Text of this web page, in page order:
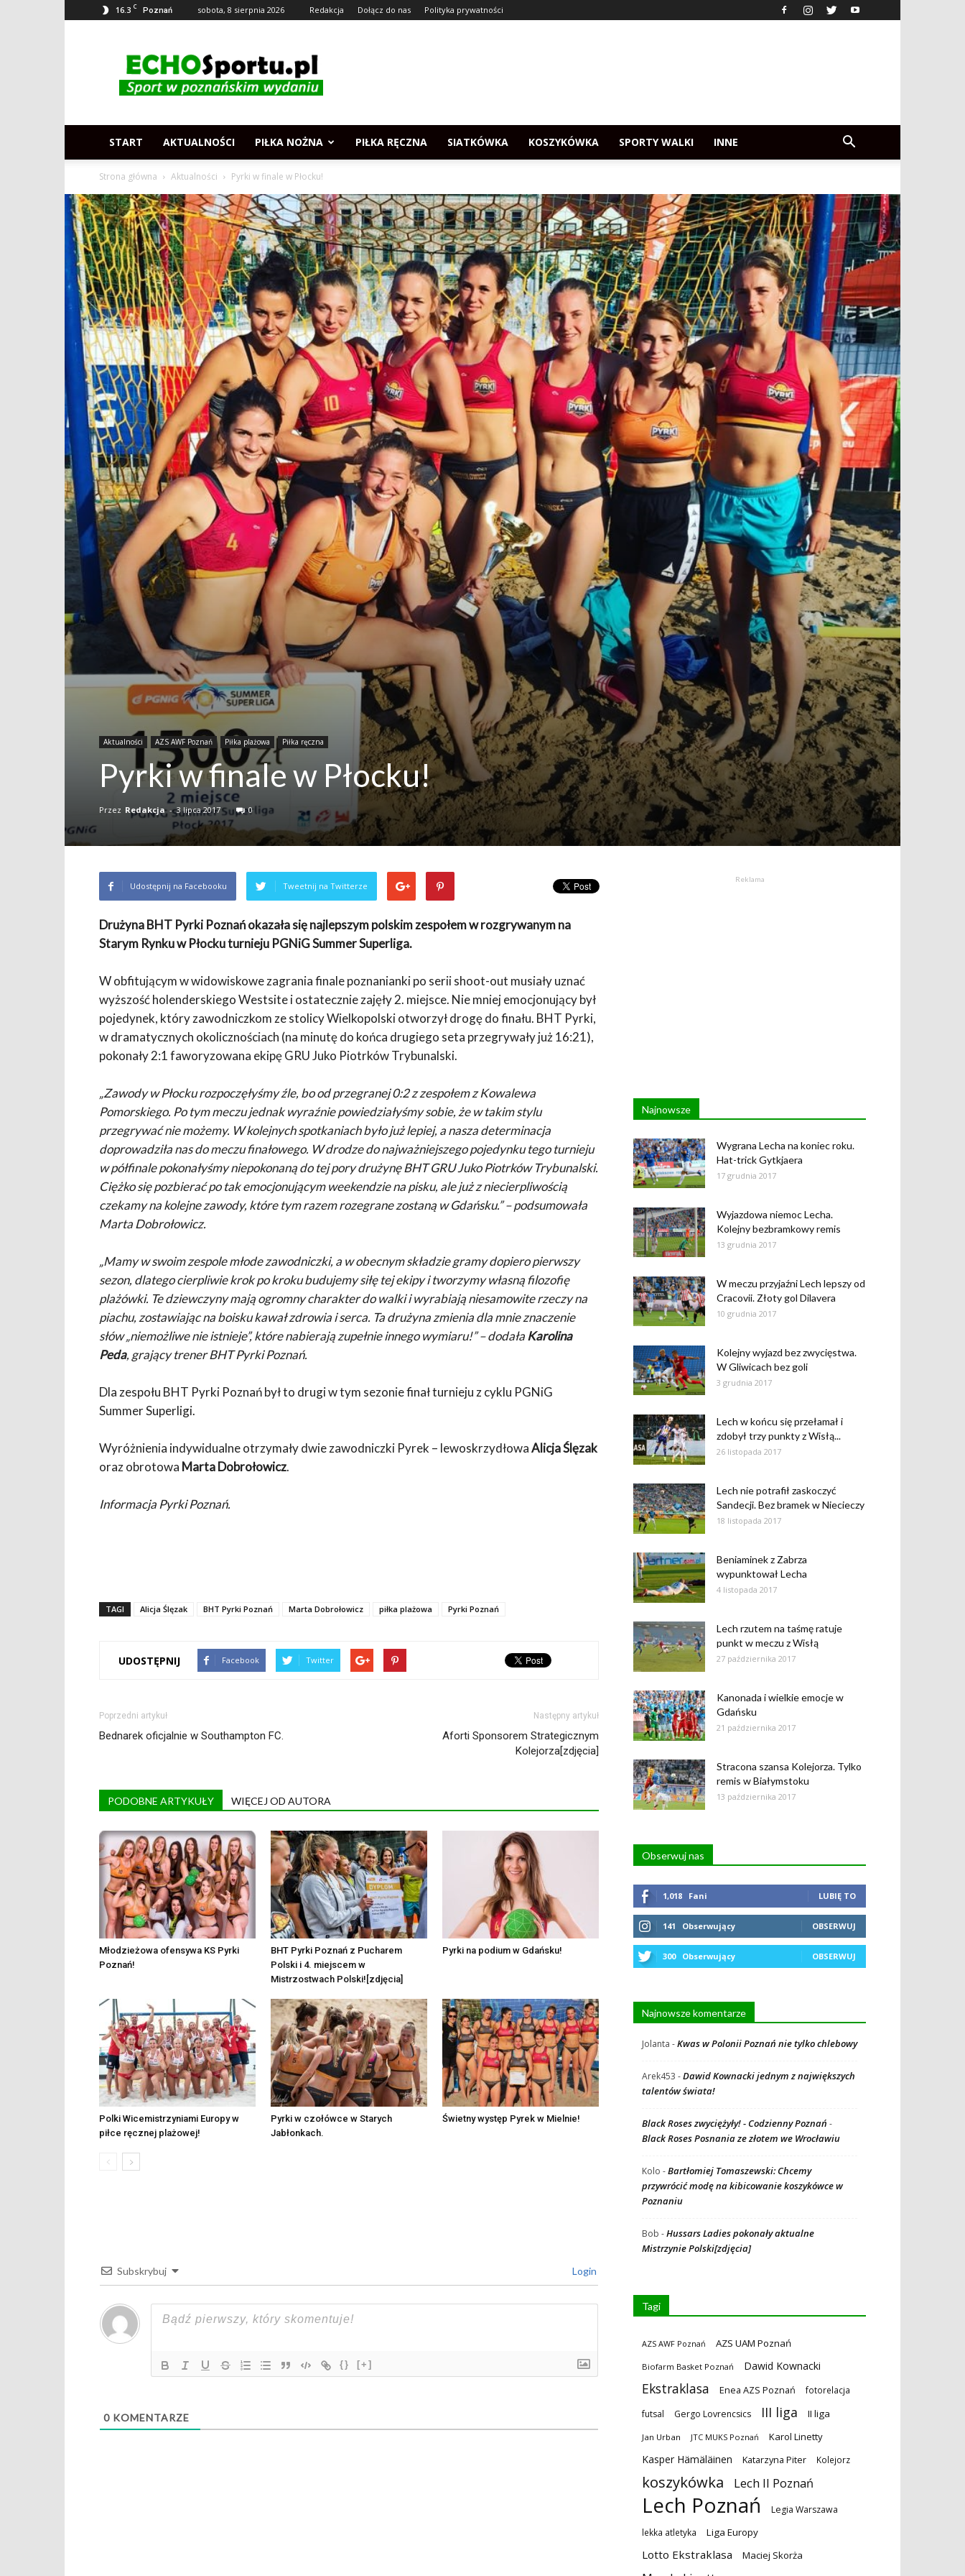
16.3 C Poznań sobota, 8 sierpnia 2026 Redakcja Dołącz do nas Polityka prywatności
–
Sport
w
START AKTUALNOŚCI PIŁKA NOŻNA PIŁKA RĘCZNA SIATKÓWKA KOSZYKÓWKA SPORTY WALKI INNE
Strona główna Aktualności Pyrki w finale w Płocku!
Aktualności AZS AWF Poznań Piłka plażowa Piłka ręczna
Pyrki w finale w Płocku!
Przez Redakcja - 3 lipca 2017 0
Udostępnij na Facebooku Tweetnij na Twitterze
Drużyna BHT Pyrki Poznań okazała się najlepszym polskim zespołem w rozgrywanym na
Starym Rynku w Płocku turnieju PGNiG Summer Superliga.
W obfitującym w widowiskowe zagrania finale poznanianki po serii shoot-out musiały uznać
wyższość holenderskiego Westsite i ostatecznie zajęły 2. miejsce. Nie mniej emocjonujący był
pojedynek, który zawodniczkom ze stolicy Wielkopolski otworzył drogę do finału. BHT Pyrki,
w dramatycznych okolicznościach (na minutę do końca drugiego seta przegrywały już 16:21),
pokonały 2:1 faworyzowana ekipę GRU Juko Piotrków Trybunalski.
„Zawody w Płocku rozpoczęłyśmy źle, bo od przegranej 0:2 z zespołem z Kowalewa
Pomorskiego. Po tym meczu jednak wyraźnie powiedziałyśmy sobie, że w takim stylu
przegrywać nie możemy. W kolejnych spotkaniach było już lepiej, a nasza determinacja
doprowadziła nas do meczu finałowego. W drodze do najważniejszego pojedynku tego turnieju
w półfinale pokonałyśmy niepokonaną do tej pory drużynę BHT GRU Juko Piotrków Trybunalski.
Ciężko się pozbierać po tak emocjonującym weekendzie na pisku, ale już z niecierpliwością
czekamy na kolejne zawody, które tym razem rozegrane zostaną w Gdańsku.” – podsumowała
Marta Dobrołowicz.
„Mamy w swoim zespole młode zawodniczki, a w obecnym składzie gramy dopiero pierwszy
sezon, dlatego cierpliwie krok po kroku budujemy siłę tej ekipy i tworzymy własną filozofię
plażówki. Te dziewczyny mają ogromny charakter do walki i wyrabiają niesamowite rzeczy na
piachu, zostawiając na boisku kawał zdrowia i serca. Ta drużyna zmienia dla mnie znaczenie
słów „niemożliwe nie istnieje”, które nabierają zupełnie innego wymiaru!” – dodałaKarolina
Peda, grający trener BHT Pyrki Poznań.
Dla zespołu BHT Pyrki Poznań był to drugi w tym sezonie finał turnieju z cyklu PGNiG
Summer Superligi.
Wyróżnienia indywidualne otrzymały dwie zawodniczki Pyrek – lewoskrzydłowaAlicja Ślęzak
oraz obrotowa Marta Dobrołowicz.
Informacja Pyrki Poznań.
TAGI Alicja Ślęzak BHT Pyrki Poznań Marta Dobrołowicz piłka plażowa Pyrki Poznań
UDOSTĘPNIJ Facebook Twitter
Poprzedni artykuł
Bednarek oficjalnie w Southampton FC.
Następny artykuł
Aforti Sponsorem Strategicznym
Kolejorza[zdjęcia]
PODOBNE ARTYKUŁY WIĘCEJ OD AUTORA
Młodzieżowa ofensywa KS Pyrki
Poznań!
BHT Pyrki Poznań z Pucharem
Polski i 4. miejscem w
Mistrzostwach Polski![zdjęcia]
Pyrki na podium w Gdańsku!
Polki Wicemistrzyniami Europy w
piłce ręcznej plażowej!
Pyrki w czołówce w Starych
Jabłonkach.
Świetny występ Pyrek w Mielnie!
Subskrybuj Login
{} [+]
0 KOMENTARZE
Reklama
Najnowsze
Wygrana Lecha na koniec roku.
Hat-trick Gytkjaera
17 grudnia 2017
Wyjazdowa niemoc Lecha.
Kolejny bezbramkowy remis
13 grudnia 2017
W meczu przyjaźni Lech lepszy od
Cracovii. Złoty gol Dilavera
10 grudnia 2017
Kolejny wyjazd bez zwycięstwa.
W Gliwicach bez goli
3 grudnia 2017
Lech w końcu się przełamał i
zdobył trzy punkty z Wisłą...
26 listopada 2017
Lech nie potrafił zaskoczyć
Sandecji. Bez bramek w Niecieczy
18 listopada 2017
Beniaminek z Zabrza
wypunktował Lecha
4 listopada 2017
Lech rzutem na taśmę ratuje
punkt w meczu z Wisłą
27 października 2017
Kanonada i wielkie emocje w
Gdańsku
21 października 2017
Stracona szansa Kolejorza. Tylko
remis w Białymstoku
13 października 2017
Obserwuj nas
1,018 Fani LUBIĘ TO
141 Obserwujący OBSERWUJ
300 Obserwujący OBSERWUJ
Najnowsze komentarze
Jolanta -Kwas w Polonii Poznań nie tylko chlebowy
Arek453 -Dawid Kownacki jednym z największych
talentów świata!
Black Roses zwyciężyły! - Codzienny Poznań -
Black Roses Posnania ze złotem we Wrocławiu
Kolo -Bartłomiej Tomaszewski: Chcemy
przywrócić modę na kibicowanie koszykówce w
Poznaniu
Bob -Hussars Ladies pokonały aktualne
Mistrzynie Polski[zdjęcia]
Tagi
AZS AWF Poznań AZS UAM Poznań
Biofarm Basket Poznań Dawid Kownacki
Ekstraklasa Enea AZS Poznań fotorelacja
futsal Gergo Lovrencsics III liga II liga
Jan Urban JTC MUKS Poznań Karol Linetty
Kasper Hämäläinen Katarzyna Piter Kolejorz
koszykówka Lech II Poznań
Lech Poznań Legia Warszawa
lekka atletyka Liga Europy
Lotto Ekstraklasa Maciej Skorża